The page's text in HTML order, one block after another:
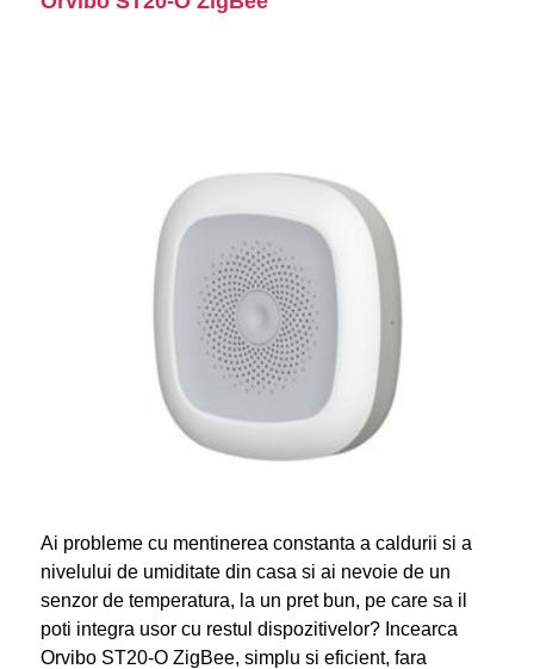
Ai probleme cu mentinerea constanta a caldurii si a
nivelului de umiditate din casa si ai nevoie de un
senzor de temperatura, la un pret bun, pe care sa il
poti integra usor cu restul dispozitivelor? Incearca
Orvibo ST20-O ZigBee, simplu si eficient, fara